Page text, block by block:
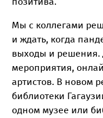
Мы с коллегами
и ждать, когда
выходы и решения.
мероприятия,
артистов. В новом
библиотеки
одном музее или